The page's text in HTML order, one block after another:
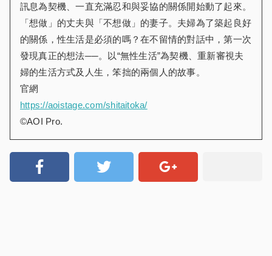
訊息為契機、一直充滿忍和與妥協的關係開始動了起來。
「想做」的丈夫與「不想做」的妻子。夫婦為了築起良好
的關係，性生活是必須的嗎？在不留情的對話中，第一次
發現真正的想法──。以“無性生活”為契機、重新審視夫
婦的生活方式及人生，笨拙的兩個人的故事。
官網
https://aoistage.com/shitaitoka/
©AOI Pro.